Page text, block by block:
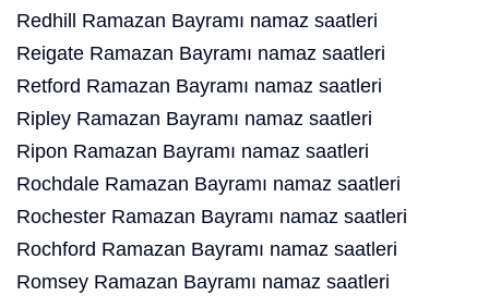
Redhill Ramazan Bayramı namaz saatleri
Reigate Ramazan Bayramı namaz saatleri
Retford Ramazan Bayramı namaz saatleri
Ripley Ramazan Bayramı namaz saatleri
Ripon Ramazan Bayramı namaz saatleri
Rochdale Ramazan Bayramı namaz saatleri
Rochester Ramazan Bayramı namaz saatleri
Rochford Ramazan Bayramı namaz saatleri
Romsey Ramazan Bayramı namaz saatleri